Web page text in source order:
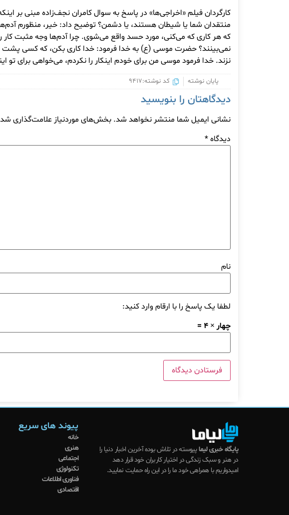
کارگردان فیلم «اخراجی‌ها» در پاسخ به سوال کامران نجف‌زاده مبنی بر
منتقدان شما یا شیطان هستند، یا دشمن؟ توضیح داد: خیر، منظورم
که هر کاری که می‌کنی، مورد حسد واقع می‌شوی. چرا آدم‌ها وجه مثبت کار
نمی‌بینند؟ حضرت موسی (ع) به خدا فرمود: خدا کاری بکن، که کسی
نزند. خدا فرمود موسی من برای خودم اینکار را نکردم، می‌خواهی برای تو
پایان نوشته کد نوشته:9417
دیدگاهتان را بنویسید
نشانی ایمیل شما منتشر نخواهد شد. بخش‌های موردنیاز علامت‌گذاری
دیدگاه*
نام
لطفا یک پاسخ را با ارقام وارد کنید:
چهار × 4 =
پایگاه خبری لیماپیوسته در تلاش بوده آخرین اخبار دنیا را
در هنر و سبک زندگی در اختیار کاربران خود قرار دهد
امیدواریم با همراهی خود ما را در این راه حمایت نمایید.
پیوند های سریع
خانه
هنری
اجتماعی
تکنولوژی
فناوری اطلاعات
اقتصادی